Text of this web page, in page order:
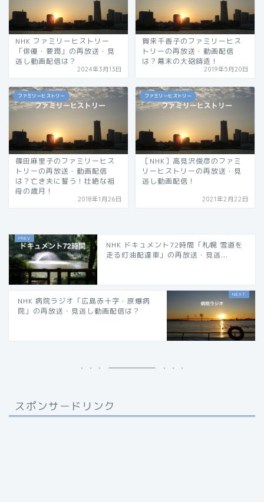
NHK ファミリーヒストリー
「俳優・要潤」の再放送・見
逃し動画配信は？
2024年3月13日
賀来千香子のファミリーヒス
トリーの再放送・動画配信
は？幕末の大砲鋳造！
2019年5月20日
ファミリーヒストリー
篠田麻里子のファミリーヒス
トリーの再放送・動画配信
は？亡き夫に誓う！壮絶な祖
母の歳月！
2018年1月26日
ファミリーヒストリー
［NHK］高見沢俊彦のファミ
リーヒストリーの再放送・見
逃し動画配信！
2021年2月22日
NHK ドキュメント72時間「札幌 雪道を
走る灯油配達車」の再放送・見逃...
NHK 病院ラジオ「広島赤十字・原爆病
院」の再放送・見逃し動画配信は？
スポンサードリンク